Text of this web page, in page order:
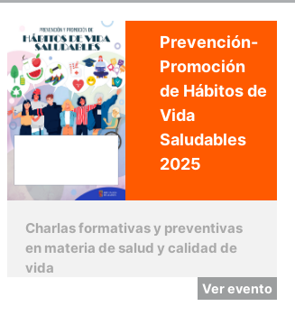
Prevención-
Promoción
de Hábitos de
Vida
Saludables
2025
Charlas formativas y preventivas
en materia de salud y calidad de
vida
Ver evento